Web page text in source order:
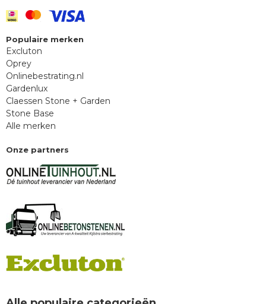
Populaire merken
Excluton
Oprey
Onlinebestrating.nl
Gardenlux
Claessen Stone + Garden
Stone Base
Alle merken
Onze partners